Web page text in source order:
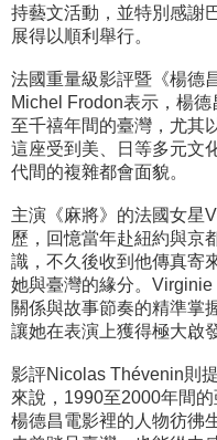
持藝文活動，並特別感謝
展得以順利舉行。
法國重量級影評暨《楊德
Michel Frodon表示，楊
至千禧年間的臺灣，尤其
這座受到美、日等多元文
代間的複雜都會面貌。
主演《麻將》的法國女星
歷，回憶當年赴紐約與京
識，不久後收到他傳真寄
她與臺灣的緣分。
關係與故事節奏的精準掌
讓她在表演上獲得極大啟發
影評Nicolas Thévenin則
來說，1990至2000年間的
楊德昌電影裡的人物彷彿